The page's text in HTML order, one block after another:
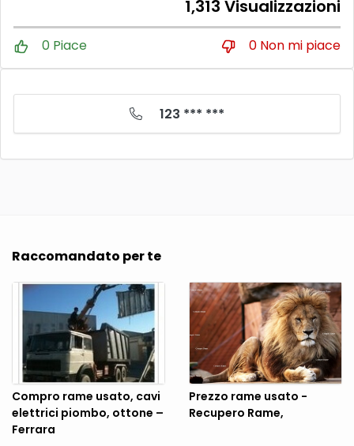
1,313 Visualizzazioni
0 Piace 0 Non mi piace
123 *** ***
Raccomandato per te
Compro rame usato, cavi
elettrici piombo, ottone –
Ferrara
Prezzo rame usato -
Recupero Rame,